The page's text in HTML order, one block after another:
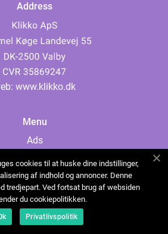
Address
www.klikko.dk
Menu
Ads
Cookies
Contact
Sitemap
cookies til at huske dine indstillinger,
af indhold og annoncer. Denne
tredjepart. Ved fortsat brug af websiden
du cookiepolitikken.
Privatlivspolitik